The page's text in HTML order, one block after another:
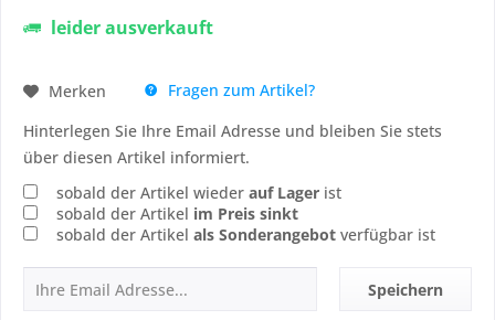
leider ausverkauft
Merken
Fragen zum Artikel?
Hinterlegen Sie Ihre Email Adresse und bleiben Sie stets
über diesen Artikel informiert.
sobald der Artikel wieder auf Lager ist
sobald der Artikel im Preis sinkt
sobald der Artikel als Sonderangebot verfügbar ist
Speichern